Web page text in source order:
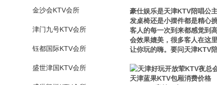
金沙会KTV会所
津门九号KTV会所
钰都国际KTV会所
盛世津国KTV会所
豪仕娱乐是天津KTV陪唱公
发桌椅还是小摆件都是精心
客人的每一次到来都感觉到
会效果媲美，很多客人在这
让你玩的嗨。要问天津KTV
天津蓝果KTV包厢消费价格